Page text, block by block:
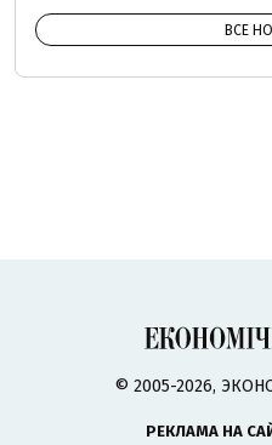
ВСЕ
© 2005-2026,
РЕКЛАМА НА